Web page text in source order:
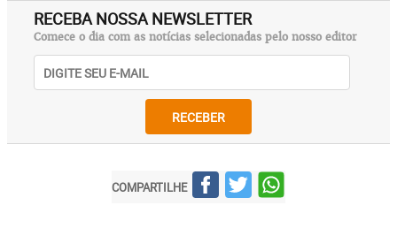
RECEBA NOSSA NEWSLETTER
Comece o dia com as notícias selecionadas pelo nosso editor
RECEBER
COMPARTILHE